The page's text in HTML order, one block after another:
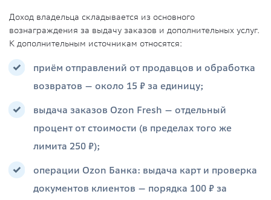
Доход владельца складывается из основного
вознаграждения за выдачу заказов и дополнительных услуг.
К дополнительным источникам относятся:
приём отправлений от продавцов и обработка
возвратов — около 15 ₽ за единицу;
выдача заказов Ozon Fresh — отдельный
процент от стоимости (в пределах того же
лимита 250 ₽);
операции Ozon Банка: выдача карт и проверка
документов клиентов — порядка 100 ₽ за